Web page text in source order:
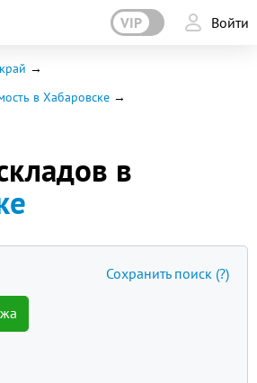
VIP Войти
в Хабаровске
в
Сохранить поиск (?)